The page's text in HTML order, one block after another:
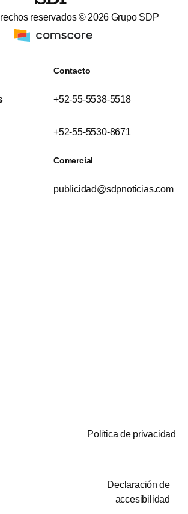
reservados © 2026 Grupo SDP
Contacto
+52-55-5538-5518
+52-55-5530-8671
Comercial
publicidad@sdpnoticias.com
Política de privacidad
Declaración de
accesibilidad